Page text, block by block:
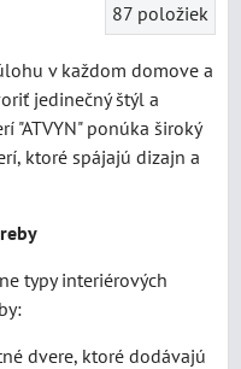
87 položiek
v každom domove a
jedinečný štýl a
"ATVYN" ponúka široký
ktoré spájajú dizajn a
typy interiérových
dvere, ktoré dodávajú